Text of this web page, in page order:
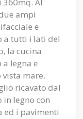
360mq. Al
ampi
e
a tutti i lati del
la cucina
legna e
mare.
ricavato dal
in legno con
ed i pavimenti